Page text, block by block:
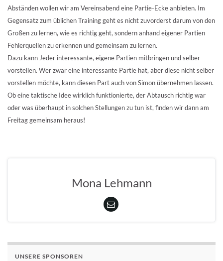
Abständen wollen wir am Vereinsabend eine Partie-Ecke anbieten. Im
Gegensatz zum üblichen Training geht es nicht zuvorderst darum von den
Großen zu lernen, wie es richtig geht, sondern anhand eigener Partien
Fehlerquellen zu erkennen und gemeinsam zu lernen.
Dazu kann Jeder interessante, eigene Partien mitbringen und selber
vorstellen. Wer zwar eine interessante Partie hat, aber diese nicht selber
vorstellen möchte, kann diesen Part auch von Simon übernehmen lassen.
Ob eine taktische Idee wirklich funktionierte, der Abtausch richtig war
oder was überhaupt in solchen Stellungen zu tun ist, finden wir dann am
Freitag gemeinsam heraus!
Mona Lehmann
UNSERE SPONSOREN